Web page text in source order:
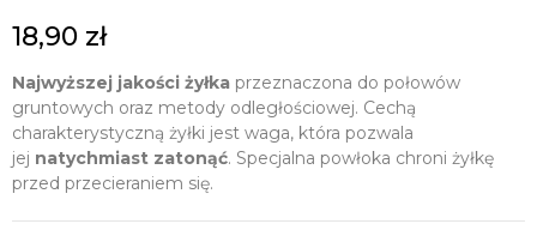
18,90 zł
Najwyższej jakości żyłka przeznaczona do połowów
gruntowych oraz metody odległościowej. Cechą
charakterystyczną żyłki jest waga, która pozwala
jej natychmiast zatonąć. Specjalna powłoka chroni żyłkę
przed przecieraniem się.